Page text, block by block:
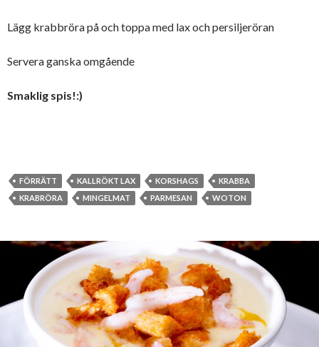
Lägg krabbröra på och toppa med lax och persiljeröran
Servera ganska omgående
Smaklig spis!:)
FÖRRÄTT KALLRÖKT LAX KORSHAGS
KRABBA
KRABRÖRA
MINGELMAT PARMESAN WOTON